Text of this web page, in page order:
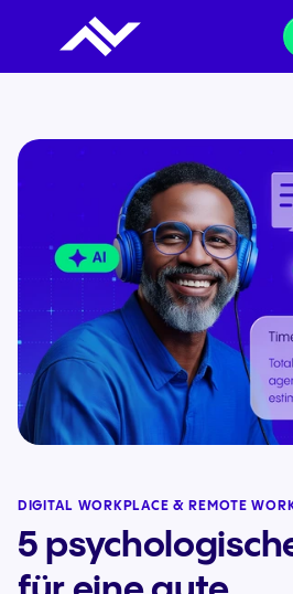
DIGITAL WORKPLACE & REMOTE
5